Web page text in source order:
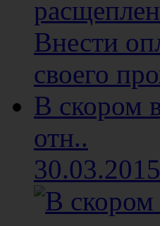
Внести
своего
В скором
отн..
30.03.2015